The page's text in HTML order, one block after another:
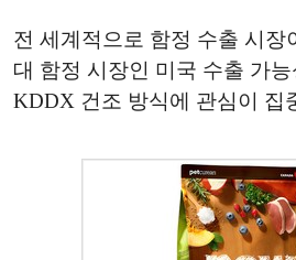
전 세계적으로 함정 수출 시장
대 함정 시장인 미국 수출 가
KDDX 건조 방식에 관심이 집